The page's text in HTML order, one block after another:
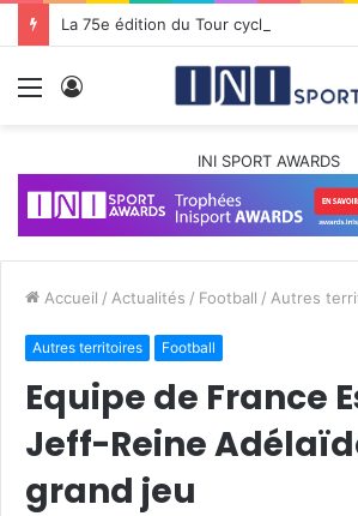
Menu
INI SPORT AWARDS
Accueil / Actualités / Football / Autres
Autres territoires Football
Equipe de France
Jeff-Reine
grand jeu